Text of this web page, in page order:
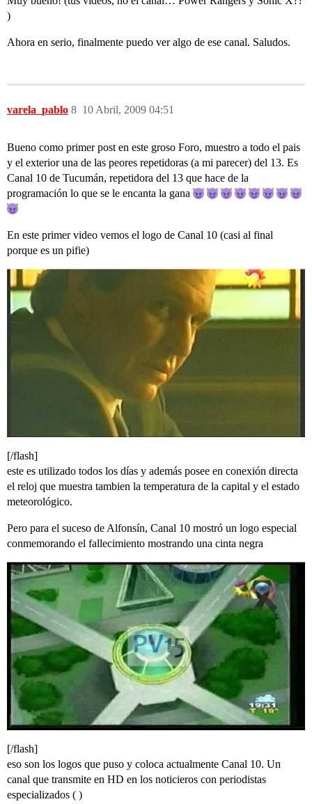
)
Ahora en serio, finalmente puedo ver algo de ese canal. Saludos.
varela_pablo 10 Abril, 2009 04:51
8
Bueno como primer post en este groso Foro, muestro a todo el pais
y el exterior una de las peores repetidoras (a mi parecer) del 13. Es
Canal 10 de Tucumán, repetidora del 13 que hace de la
programación lo que se le encanta la gana
En este primer video vemos el logo de Canal 10 (casi al final
porque es un pifie)
[/flash]
este es utilizado todos los días y además posee en conexión directa
el reloj que muestra tambien la temperatura de la capital y el estado
meteorológico.
Pero para el suceso de Alfonsín, Canal 10 mostró un logo especial
conmemorando el fallecimiento mostrando una cinta negra
[/flash]
eso son los logos que puso y coloca actualmente Canal 10. Un
canal que transmite en HD en los noticieros con periodistas
especializados ( )